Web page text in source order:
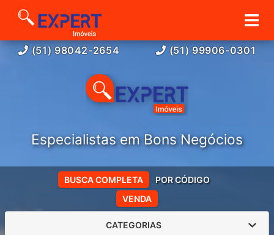
(51) 98042-2654 (51) 99906-0301
Especialistas em Bons Negócios
VENDA
BUSCA COMPLETA POR CÓDIGO
CATEGORIAS